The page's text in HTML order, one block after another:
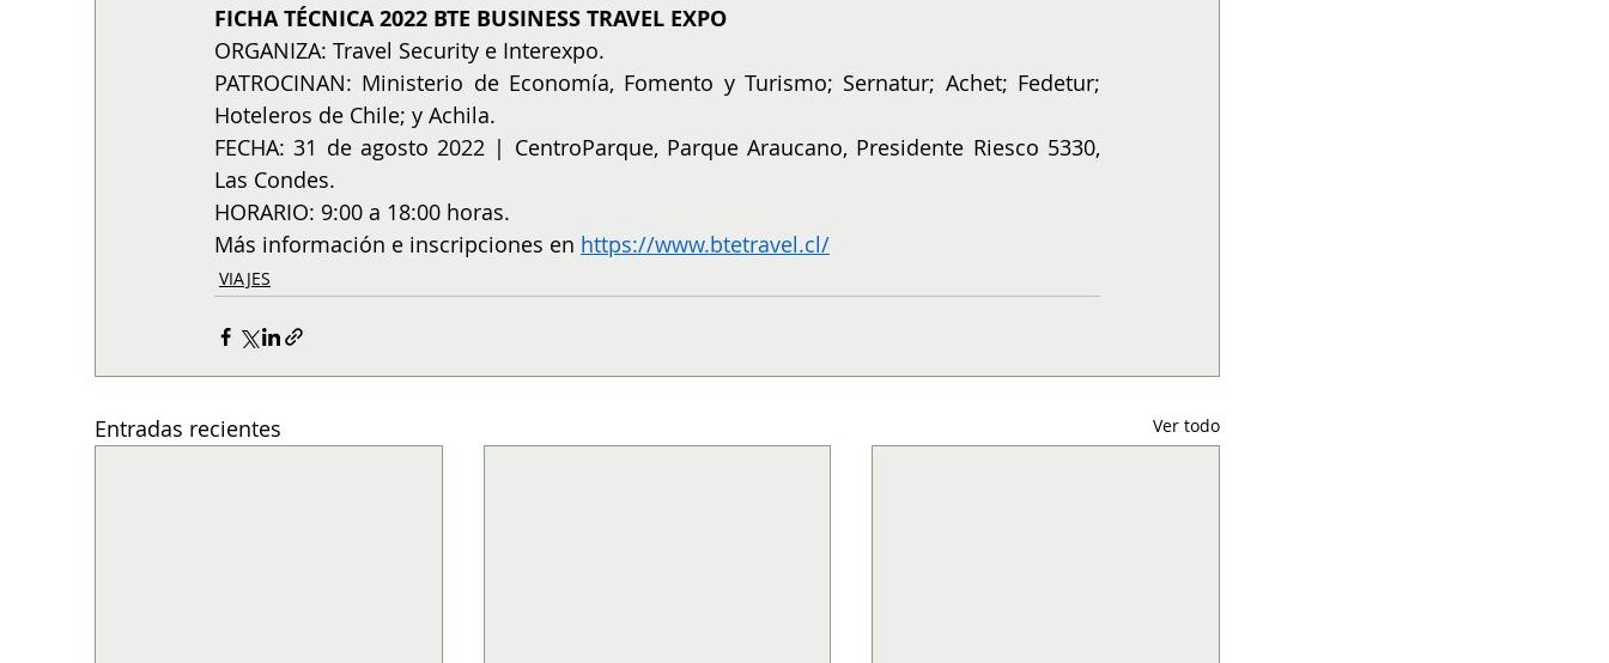
FICHA TÉCNICA 2022 BTE BUSINESS TRAVEL EXPO
ORGANIZA: Travel Security e Interexpo.
PATROCINAN: Ministerio de Economía, Fomento y Turismo; Sernatur; Achet; Fedetur;
Hoteleros de Chile; y Achila.
FECHA: 31 de agosto 2022 | CentroParque, Parque Araucano, Presidente Riesco 5330,
Las Condes.
HORARIO: 9:00 a 18:00 horas.
Más información e inscripciones en https://www.btetravel.cl/
VIAJES
Entradas recientes Ver todo